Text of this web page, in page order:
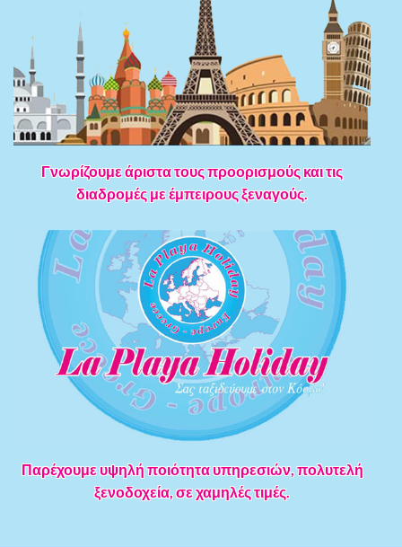
Γνωρίζουμε άριστα τους προορισμούς και τις
διαδρομές με έμπειρους ξεναγούς.
Παρέχουμε υψηλή ποιότητα υπηρεσιών, πολυτελή
ξενοδοχεία, σε χαμηλές τιμές.